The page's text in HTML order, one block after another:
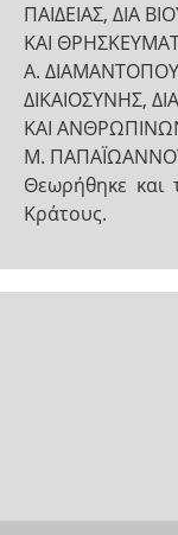
ΠΑΙΔΕΙΑΣ, ΔΙΑ
ΚΑΙ
Α.
ΔΙΚΑΙΟΣΥΝΗΣ,
ΚΑΙ
Μ.
Θεωρήθηκε και
Κράτους.